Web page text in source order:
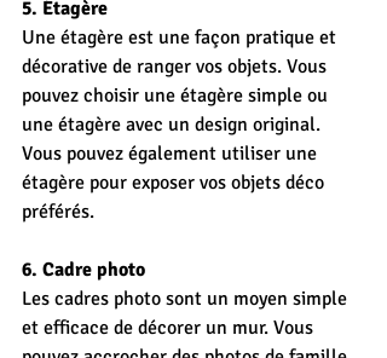
5. Étagère
Une étagère est une façon pratique et
décorative de ranger vos objets. Vous
pouvez choisir une étagère simple ou
une étagère avec un design original.
Vous pouvez également utiliser une
étagère pour exposer vos objets déco
préférés.
6. Cadre photo
Les cadres photo sont un moyen simple
et efficace de décorer un mur. Vous